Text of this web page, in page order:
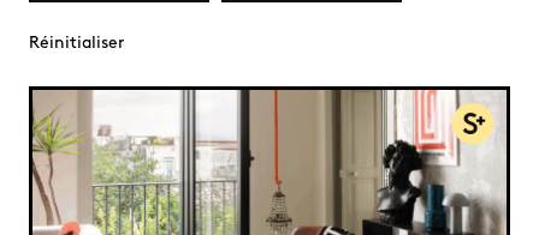
Réinitialiser